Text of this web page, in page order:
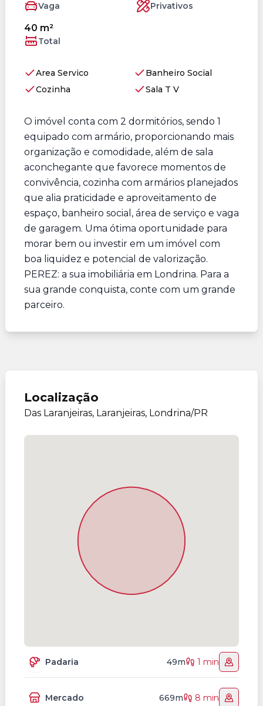
Vaga Privativos
40 m²
Total
Area Servico
Banheiro Social
Cozinha
Sala T V
O imóvel conta com 2 dormitórios, sendo 1
equipado com armário, proporcionando mais
organização e comodidade, além de sala
aconchegante que favorece momentos de
convivência, cozinha com armários planejados
que alia praticidade e aproveitamento de
espaço, banheiro social, área de serviço e vaga
de garagem. Uma ótima oportunidade para
morar bem ou investir em um imóvel com
boa liquidez e potencial de valorização.
PEREZ: a sua imobiliária em Londrina. Para a
sua grande conquista, conte com um grande
parceiro.
Localização
Das Laranjeiras, Laranjeiras, Londrina/PR
Padaria 49m 1 min
Mercado 669m 8 min